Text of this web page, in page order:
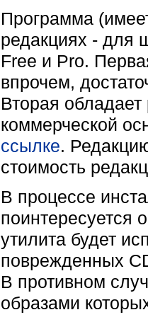
Программа
редакциях - для
Free и Pro.
впрочем,
Вторая
коммерческой
ссылке.
стоимость
В процессе
поинтересуется
утилита будет
поврежденных
В противном
образами